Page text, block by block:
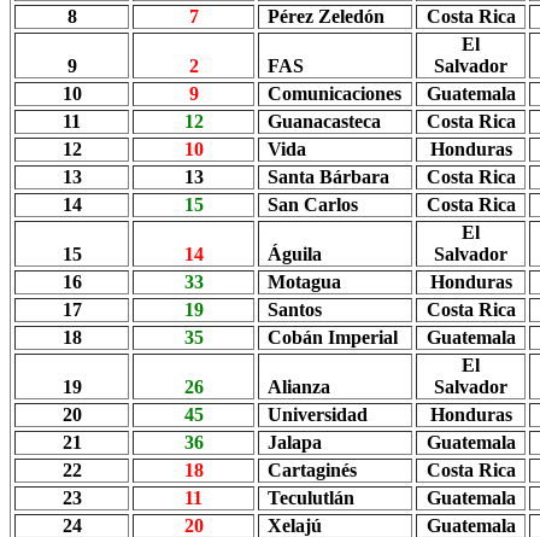
8
7 Pérez Zeledón Costa Rica
9 2 FAS
El
Salvador
10
9 Comunicaciones
Guatemala
11
12 Guanacasteca
Costa Rica
12
10 Vida
Honduras
13
13 Santa Bárbara
Costa Rica
14
15 San Carlos Costa Rica
15 14 Águila
El
Salvador
16
33 Motagua
Honduras
17
19 Santos
Costa Rica
18
35 Cobán Imperial Guatemala
19 26 Alianza
El
Salvador
20
45 Universidad
Honduras
21
36 Jalapa
Guatemala
22
18 Cartaginés
Costa Rica
23
11 Teculutlán
Guatemala
24
20 Xelajú
Guatemala